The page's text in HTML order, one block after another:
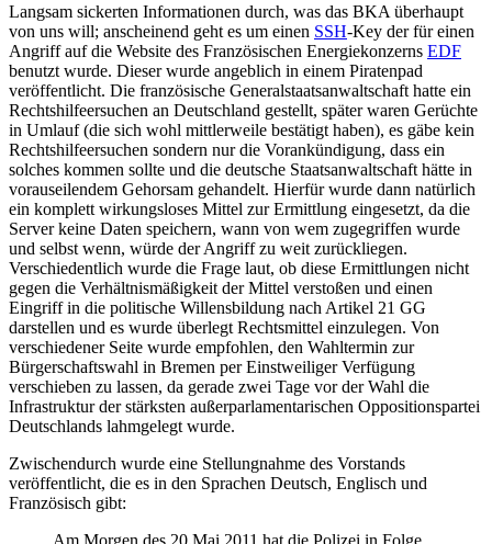
Langsam sickerten Informationen durch, was das BKA überhaupt
von uns will; anscheinend geht es um einen SSH-Key der für einen
Angriff auf die Website des Französischen Energiekonzerns EDF
benutzt wurde. Dieser wurde angeblich in einem Piratenpad
veröffentlicht. Die französische Generalstaatsanwaltschaft hatte ein
Rechtshilfeersuchen an Deutschland gestellt, später waren Gerüchte
in Umlauf (die sich wohl mittlerweile bestätigt haben), es gäbe kein
Rechtshilfeersuchen sondern nur die Vorankündigung, dass ein
solches kommen sollte und die deutsche Staatsanwaltschaft hätte in
vorauseilendem Gehorsam gehandelt. Hierfür wurde dann natürlich
ein komplett wirkungsloses Mittel zur Ermittlung eingesetzt, da die
Server keine Daten speichern, wann von wem zugegriffen wurde
und selbst wenn, würde der Angriff zu weit zurückliegen.
Verschiedentlich wurde die Frage laut, ob diese Ermittlungen nicht
gegen die Verhältnismäßigkeit der Mittel verstoßen und einen
Eingriff in die politische Willensbildung nach Artikel 21 GG
darstellen und es wurde überlegt Rechtsmittel einzulegen. Von
verschiedener Seite wurde empfohlen, den Wahltermin zur
Bürgerschaftswahl in Bremen per Einstweiliger Verfügung
verschieben zu lassen, da gerade zwei Tage vor der Wahl die
Infrastruktur der stärksten außerparlamentarischen Oppositionspartei
Deutschlands lahmgelegt wurde.
Zwischendurch wurde eine Stellungnahme des Vorstands
veröffentlicht, die es in den Sprachen Deutsch, Englisch und
Französisch gibt:
Am Morgen des 20.Mai 2011 hat die Polizei in Folge